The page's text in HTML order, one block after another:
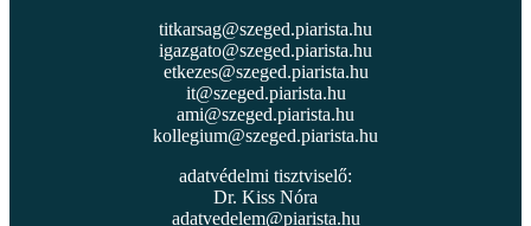
titkarsag@szeged.piarista.hu
igazgato@szeged.piarista.hu
etkezes@szeged.piarista.hu
it@szeged.piarista.hu
ami@szeged.piarista.hu
kollegium@szeged.piarista.hu
adatvédelmi tisztviselő:
Dr. Kiss Nóra
adatvedelem@piarista.hu